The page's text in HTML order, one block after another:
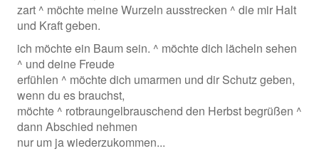
zart ^ möchte meine Wurzeln ausstrecken ^ die mir Halt
und Kraft geben.
ich möchte ein Baum sein. ^ möchte dich lächeln sehen
^ und deine Freude
erfühlen ^ möchte dich umarmen und dir Schutz geben,
wenn du es brauchst,
möchte ^ rotbraungelbrauschend den Herbst begrüßen ^
dann Abschied nehmen
nur um ja wiederzukommen...